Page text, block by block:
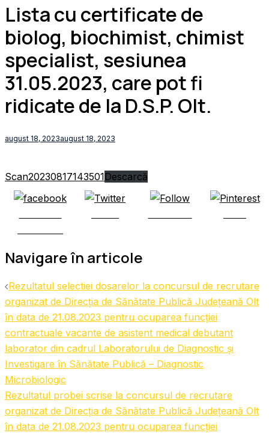
Lista cu certificate de
biolog, biochimist, chimist
specialist, sesiunea
31.05.2023, care pot fi
ridicate de la D.S.P. Olt.
august 18, 2023august 18, 2023
Scan20230817143501Descarcă
Navigare în articole
Rezultatul selectiei dosarelor la concursul de recrutare
organizat de Direcția de Sănătate Publică Județeană Olt
în data de 21.08.2023 pentru ocuparea funcției
contractuale vacante de asistent medical debutant
laborator din cadrul Laboratorului de Diagnostic și
Investigare în Sănătate Publică – Diagnostic
Microbiologic
Rezultatul probei scrise la concursul de recrutare
organizat de Direcția de Sănătate Publică Județeană Olt
în data de 21.08.2023 pentru ocuparea funcției